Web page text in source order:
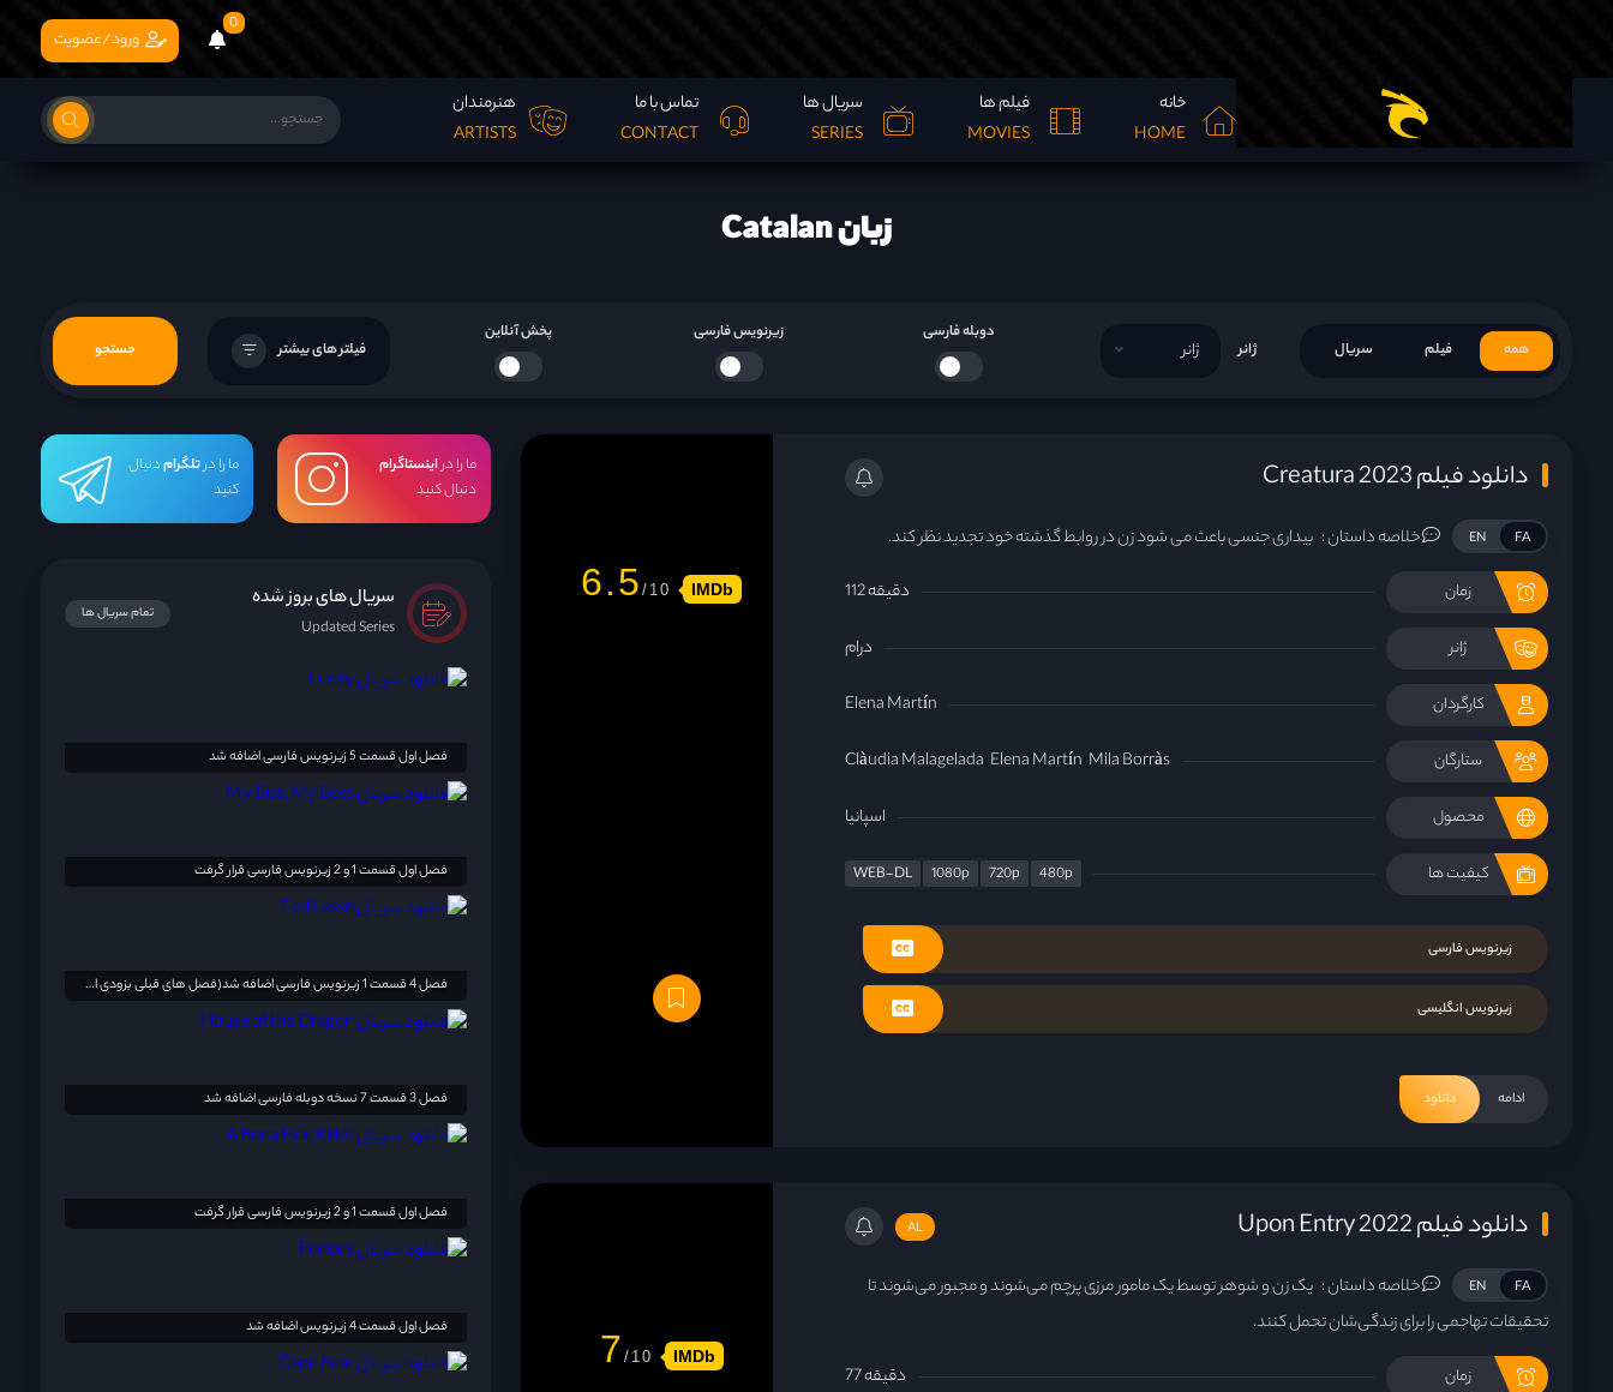
0
خانه
HOME
فیلم ها
MOVIES
سریال ها
SERIES
تماس با ما
CONTACT
هنرمندان
ARTISTS
ورود/عضویت
زبان Catalan
همه فیلم سریال ژانر ژانر
دوبله فارسی زیرنویس فارسی پخش آنلاین
فیلتر های بیشتر جستجو
دانلود فیلم Creatura 2023
FA
EN خلاصه داستان : بیداری جنسی باعث می شود زن در روابط گذشته خود تجدید نظر کند.
زمان 112 دقیقه
ژانر درام
کارگردان Elena Martín
ستارگان Clàudia Malagelada Elena Martín Mila Borràs
محصول اسپانیا
کیفیت ها WEB-DL 1080p 720p 480p
زیرنویس فارسی
زیرنویس انگلیسی
ادامه دانلود
6.5 IMDb
دانلود فیلم Upon Entry 2022 AL
FA
EN خلاصه داستان : یک زن و شوهر توسط یک مامور مرزی پرچم می‌شوند و مجبور می‌شوند تا
تحقیقات تهاجمی را برای زندگی‌شان تحمل کنند.
زمان 77 دقیقه
7 IMDb
ما را دراینستاگرام
دنبال کنید
ما را درتلگرامدنبال
کنید
سریال های بروز شده
Updated Series
تمام سریال ها
فصل اول قسمت 5 زیرنویس فارسی اضافه شد
فصل اول قسمت 1 و 2 زیرنویس فارسی قرار گرفت
فصل 4 قسمت 1 زیرنویس فارسی اضافه شد(فصل های قبلی بزودی اضافه خواهد شد)
فصل 3 قسمت 7 نسخه دوبله فارسی اضافه شد
فصل اول قسمت 1 و 2 زیرنویس فارسی قرار گرفت
فصل اول قسمت 4 زیرنویس اضافه شد